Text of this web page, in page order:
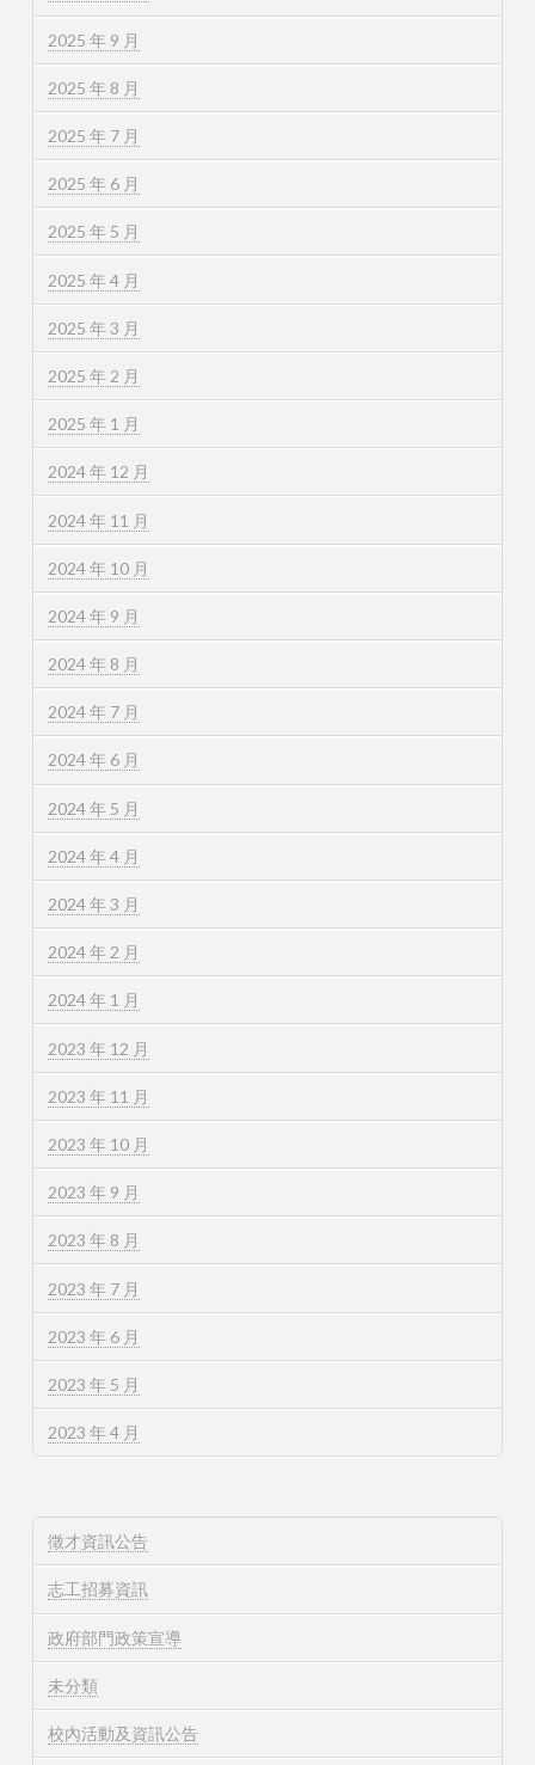
2025 年 9 月
2025 年 8 月
2025 年 7 月
2025 年 6 月
2025 年 5 月
2025 年 4 月
2025 年 3 月
2025 年 2 月
2025 年 1 月
2024 年 12 月
2024 年 11 月
2024 年 10 月
2024 年 9 月
2024 年 8 月
2024 年 7 月
2024 年 6 月
2024 年 5 月
2024 年 4 月
2024 年 3 月
2024 年 2 月
2024 年 1 月
2023 年 12 月
2023 年 11 月
2023 年 10 月
2023 年 9 月
2023 年 8 月
2023 年 7 月
2023 年 6 月
2023 年 5 月
2023 年 4 月
徵才資訊公告
志工招募資訊
政府部門政策宣導
未分類
校內活動及資訊公告